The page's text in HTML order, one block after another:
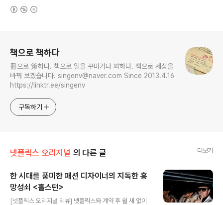
책으로 책하다
冊으로 策하다. 책으로 일을 꾸미거나 꾀하다. 책으로 세상을
바꿔 보겠습니다. singenv@naver.com Since 2013.4.16
https://linktr.ee/singenv
구독하기
넷플릭스 오리지널 의 다른 글 더보기
한 시대를 풍미한 패션 디자이너의 지독한 흥
망성쇠 <홀스턴>
[넷플릭스 오리지널 리뷰] 넷플릭스와 계약 후 쉴 새 없이